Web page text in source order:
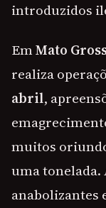
introduzidos
EmMato
realiza
abril,
muitos
uma tonelada.
anabolizantes